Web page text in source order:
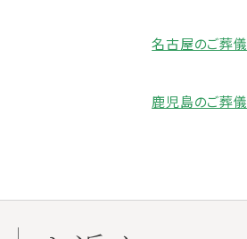
名古屋のご葬儀
鹿児島のご葬儀